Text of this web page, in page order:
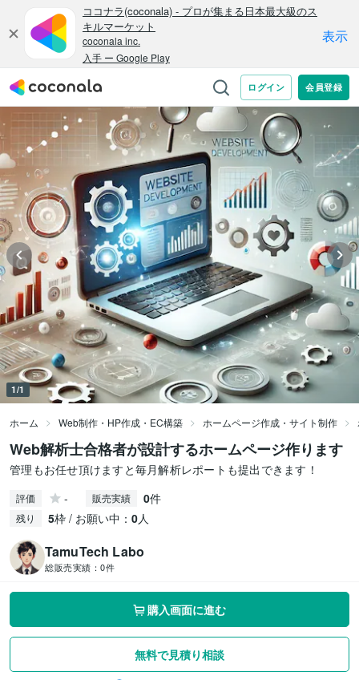
1/1
ホーム Web制作・HP作成・EC構築 ホームページ作成・サイト制作
Web解析士合格者が設計するホームページ作ります
管理もお任せ頂けますと毎月解析レポートも提出できます！
評価 - 販売実績 0件
残り 5枠 / お願い中： 0人
TamuTech Labo
総販売実績： 0件
購入画面に進む
無料で見積り相談